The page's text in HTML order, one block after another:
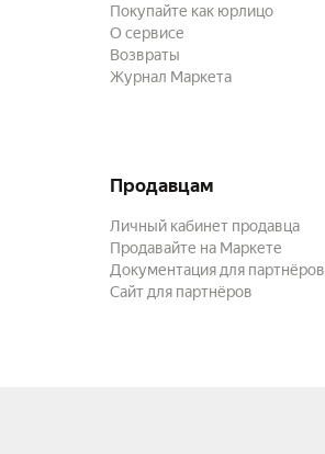
Покупайте как юрлицо
О сервисе
Возвраты
Журнал Маркета
Продавцам
Личный кабинет продавца
Продавайте на Маркете
Документация для партнёров
Сайт для партнёров